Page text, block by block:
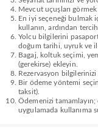
Mevcut uçuşları
En iyi seçeneği bulmak
kullanın, ardından
Yolcu bilgilerini
doğum tarihi, uyruk ve
Bagaj, koltuk seçimi,
(gerekirse) ekleyin.
Rezervasyon bilgilerinizi
Bir ödeme yöntemi
taksit).
Ödemenizi
uygulamada kullanıma